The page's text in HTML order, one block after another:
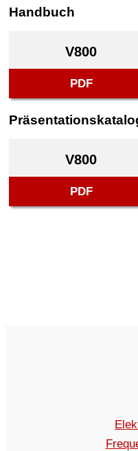
Handbuch
V800
PDF
V800
PDF